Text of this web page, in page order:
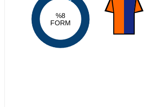
%8
FORM